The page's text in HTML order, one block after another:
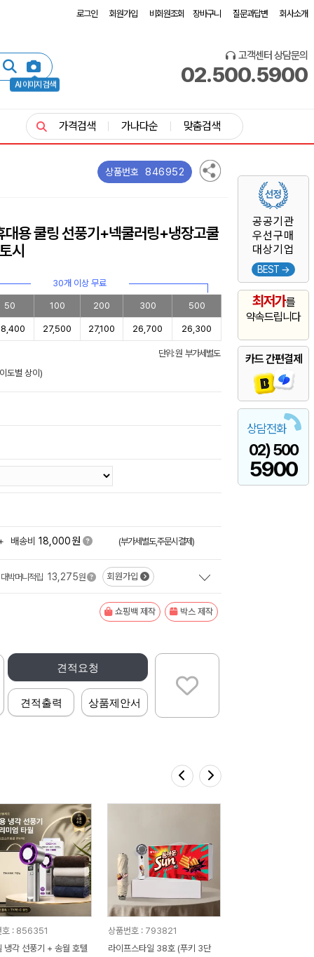
로그인 회원가입 비회원조회 장바구니 질문과답변 회사소개
AI 이미지 검색
고객센터 상담문의
02.500.5900
공공기관
우선구매
대상기업
BEST →
최저가를
약속드립니다
카드 간편결제
상담전화
02) 500
5900
가격검색 가나다순 맞춤검색
상품번호 846952
대용 쿨링 선풍기+넥쿨러링+냉장고쿨
토시
30개 이상 무료
50 100 200 300 500
27,500 27,100 26,700 26,300
단위: 원 부가세별도
도별 상이)
배송비 18,000원 (부가세별도,주문시결제)
대박머니적립 13,275원 회원가입
쇼핑백 제작 박스 제작
견적요청
견적출력 상품제안서
호 : 856351
냉각 선풍기 + 송월 호텔
상품번호 : 793821
라이프스타일 38호 (푸키 3단